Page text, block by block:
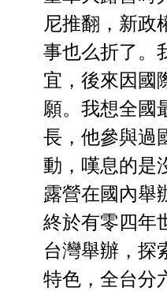
尼推翻，新政
事也么折了。
宜，後來因國
願。我想全國
長，他參與過
動，嘆息的是
露營在國內舉
終於有零四年
台灣舉辦，探
特色，全台分